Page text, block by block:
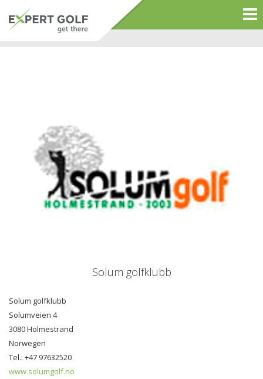
Solum golfklubb
Solum golfklubb
Solumveien 4
3080 Holmestrand
Norwegen
Tel.: +47 97632520
www.solumgolf.no